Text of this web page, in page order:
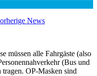
News
müssen alle Fahrgäste (also
(Bus und
OP-Masken sind